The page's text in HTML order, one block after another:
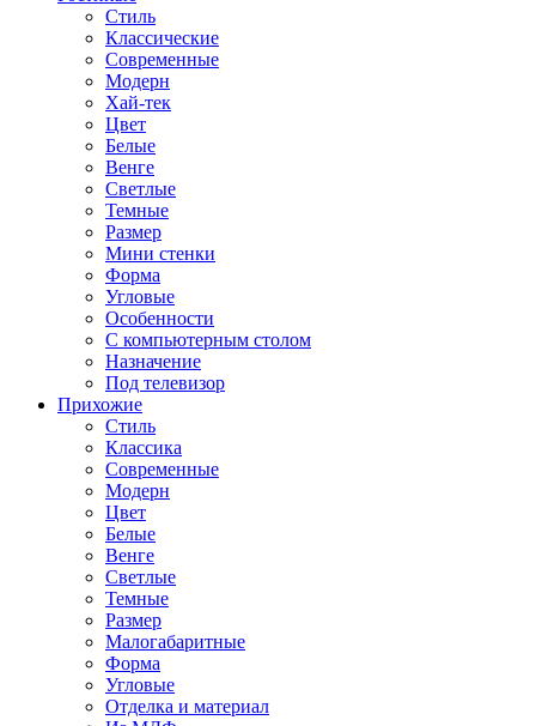
Стиль
Классические
Современные
Модерн
Хай-тек
Цвет
Белые
Венге
Светлые
Темные
Размер
Мини стенки
Форма
Угловые
Особенности
С компьютерным столом
Назначение
Под телевизор
Прихожие
Стиль
Классика
Современные
Модерн
Цвет
Белые
Венге
Светлые
Темные
Размер
Малогабаритные
Форма
Угловые
Отделка и материал